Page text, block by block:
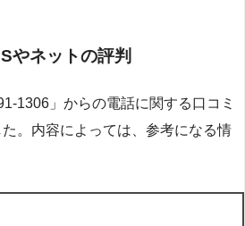
やネットの評判
1306」からの電話に関する口コミ
。内容によっては、参考になる情